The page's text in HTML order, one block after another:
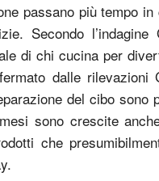
passano più tempo
Secondo
di chi cucina per
dalle
del cibo sono
sono crescite
che